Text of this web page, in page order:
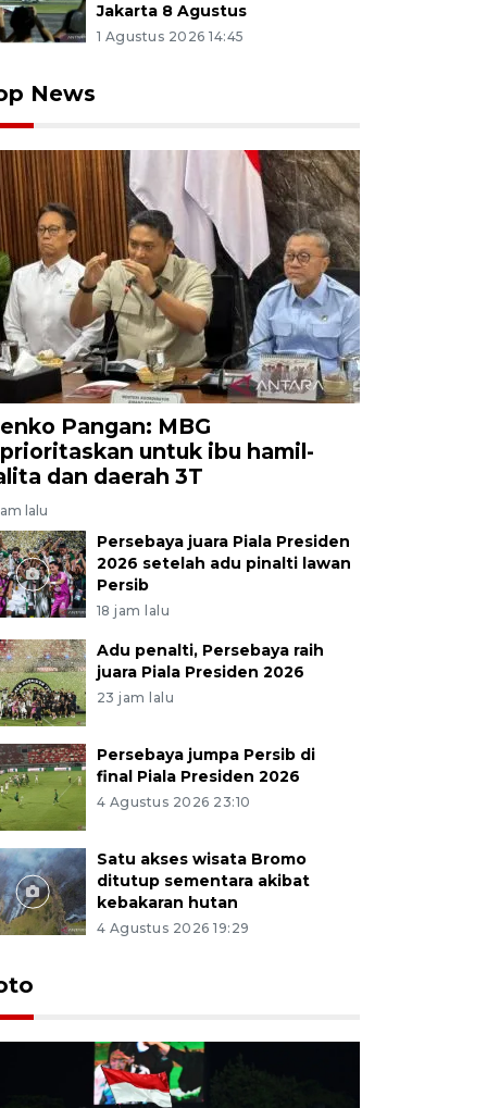
Jakarta 8 Agustus
1 Agustus 2026 14:45
News
Pangan: MBG
untuk ibu hamil-
dan daerah 3T
lalu
Persebaya juara Piala Presiden
2026 setelah adu pinalti lawan
Persib
18 jam lalu
Adu penalti, Persebaya raih
juara Piala Presiden 2026
23 jam lalu
Persebaya jumpa Persib di
final Piala Presiden 2026
4 Agustus 2026 23:10
Satu akses wisata Bromo
ditutup sementara akibat
kebakaran hutan
4 Agustus 2026 19:29